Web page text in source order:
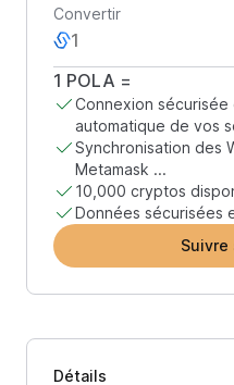
Convertir
1 POLA =
Connexion sécurisée
automatique de vos
Synchronisation des
Metamask ...
10,000 cryptos
Données sécurisées
Suivre
Détails